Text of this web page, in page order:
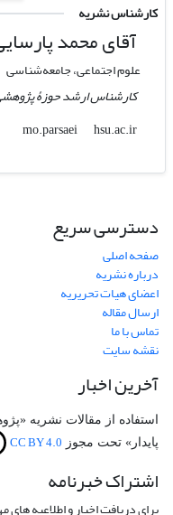
کارشناس نشریه
آقای محمد
علوم اجتماعی، جامعه‌شناسی
کارشناس ارشد حوزۀ
mo.parsaei
hsu.ac.ir
دسترسی سریع
صفحه اصلی
درباره نشریه
اعضای هیات تحریریه
ارسال مقاله
تماس با ما
نقشه سایت
آخرین اخبار
استفاده از مقالات نشریه
پایدار» تحت مجوز CC BY 4.0
اشتراک خبرنامه
برای دریافت اخبار و اطلاعیه